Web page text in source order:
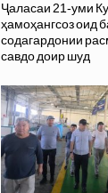
Ҷаласаи 21-уми
ҳамоҳангсоз оид
содагардонии
савдо доир шуд